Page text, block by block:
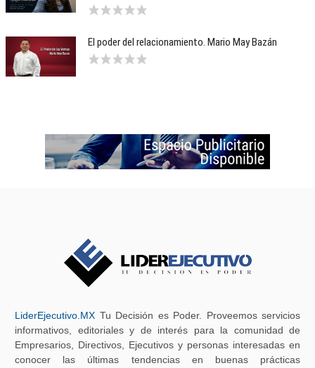
El poder del relacionamiento. Mario May Bazán
LiderEjecutivo.MX Tu Decisión es Poder. Proveemos servicios
informativos, editoriales y de interés para la comunidad de
Empresarios, Directivos, Ejecutivos y personas interesadas en
conocer las últimas tendencias en buenas prácticas